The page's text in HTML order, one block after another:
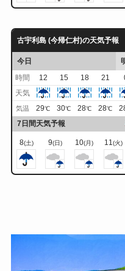
古宇利島 (今帰仁村)の天気予報
今日
時間
12 15 18 21
天気
気温 29℃ 30℃ 28℃ 28℃
7日間天気予報
8(土) 9(日) 10(月) 11(火)